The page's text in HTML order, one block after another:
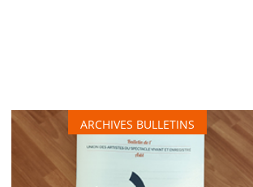
ARCHIVES BULLETINS